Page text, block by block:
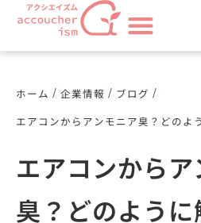
ホーム / 企業情報 / ブログ /
エアコンからアンモニア臭？どのよ
エアコンから
臭？どのように